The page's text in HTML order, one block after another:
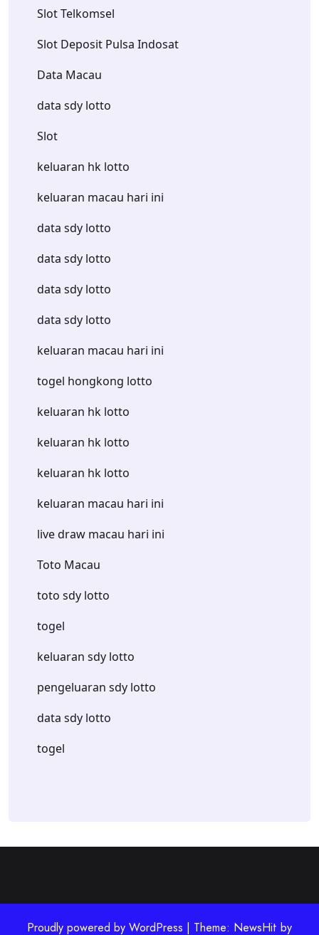
Slot Telkomsel
Slot Deposit Pulsa Indosat
Data Macau
data sdy lotto
Slot
keluaran hk lotto
keluaran macau hari ini
data sdy lotto
data sdy lotto
data sdy lotto
data sdy lotto
keluaran macau hari ini
togel hongkong lotto
keluaran hk lotto
keluaran hk lotto
keluaran hk lotto
keluaran macau hari ini
live draw macau hari ini
Toto Macau
toto sdy lotto
togel
keluaran sdy lotto
pengeluaran sdy lotto
data sdy lotto
togel
Proudly powered by WordPress | Theme: NewsHit by